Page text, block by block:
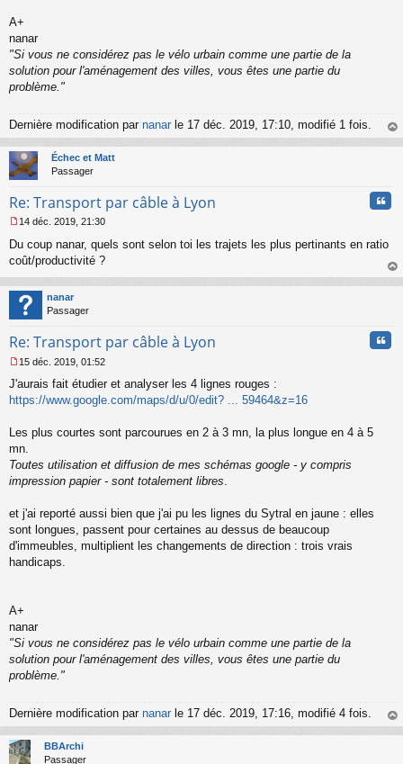
A+
nanar
"Si vous ne considérez pas le vélo urbain comme une partie de la
solution pour l'aménagement des villes, vous êtes une partie du
problème."
Dernière modification par nanar le 17 déc. 2019, 17:10, modifié 1 fois.
au
Échec et Matt
Passager
Re: Transport par câble à Lyon
e
s
a
g
e
o
l
u
14 déc. 2019, 21:30
Du coup nanar, quels sont selon toi les trajets les plus pertinants en ratio
coût/productivité ?
au
nanar
Passager
Re: Transport par câble à Lyon
e
s
g
e
n
o
u
15 déc. 2019, 01:52
J'aurais fait étudier et analyser les 4 lignes rouges :
https://www.google.com/maps/d/u/0/edit? ... 59464&z=16
Les plus courtes sont parcourues en 2 à 3 mn, la plus longue en 4 à 5
mn.
Toutes utilisation et diffusion de mes schémas google - y compris
impression papier - sont totalement libres
et j'ai reporté aussi bien que j'ai pu les lignes du Sytral en jaune : elles
sont longues, passent pour certaines au dessus de beaucoup
d'immeubles, multiplient les changements de direction : trois vrais
handicaps.
A+
nanar
"Si vous ne considérez pas le vélo urbain comme une partie de la
solution pour l'aménagement des villes, vous êtes une partie du
problème."
Dernière modification par nanar le 17 déc. 2019, 17:16, modifié 4 fois.
au
BBArchi
Passager